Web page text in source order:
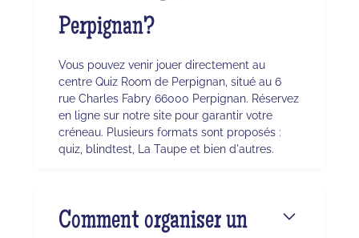
Perpignan?
Vous pouvez venir jouer directement au
centre Quiz Room de Perpignan, situé au 6
rue Charles Fabry 66000 Perpignan. Réservez
en ligne sur notre site pour garantir votre
créneau. Plusieurs formats sont proposés :
quiz, blindtest, La Taupe et bien d'autres.
Comment organiser un